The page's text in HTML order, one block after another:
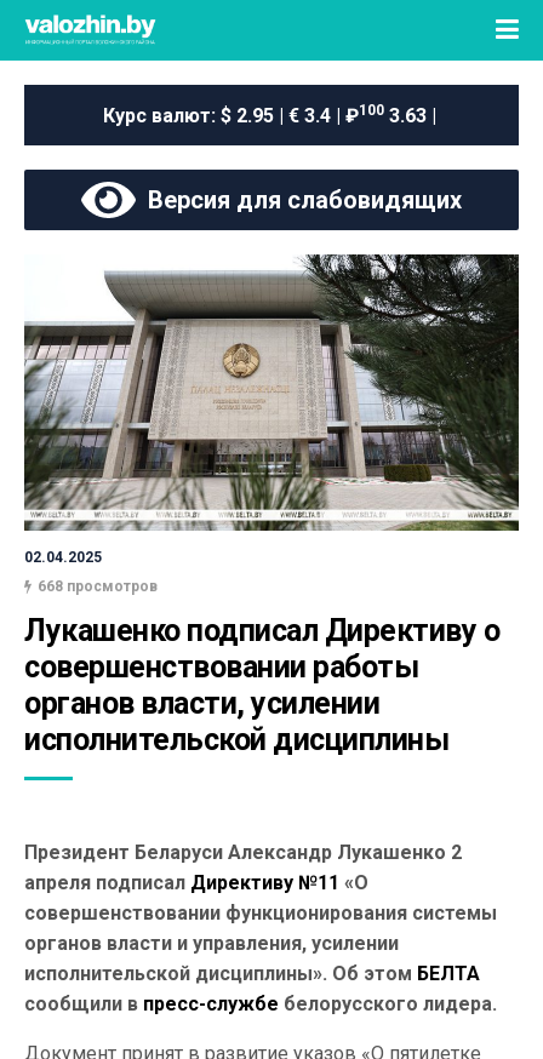
Курс валют: $ 2.95 | € 3.4 | ₽1003.63 |
Версия для слабовидящих
02.04.2025
668 просмотров
Лукашенко подписал Директиву о
совершенствовании работы
органов власти, усилении
исполнительской дисциплины
Президент Беларуси Александр Лукашенко 2
апреля подписал Директиву №11 «О
совершенствовании функционирования системы
органов власти и управления, усилении
исполнительской дисциплины». Об этом БЕЛТА
сообщили в пресс-службе белорусского лидера.
Документ принят в развитие указов «О пятилетке